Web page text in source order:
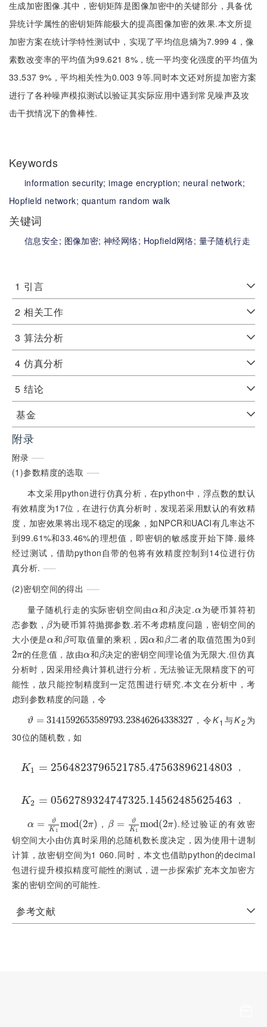
生成加密图像.其中，密钥矩阵是图像加密中的关键部分，具备优
异统计学属性的密钥矩阵能极大的提高图像加密的效果.本文所提
加密方案在统计学特性测试中，实现了平均信息熵为7.999 4，像
素数改变率的平均值为99.621 8%，统一平均变化强度的平均值为
33.537 9%，平均相关性为0.003 9等.同时本文还对所提加密方案
进行了各种噪声模拟测试以验证其实际应用中遇到常见噪声及攻
击干扰情况下的鲁棒性.
Keywords
information security;image encryption; neural network;
Hopfield network; quantum random walk
关键词
信息安全; 图像加密;神经网络; Hopfield网络; 量子随机行走
1 引言
2 相关工作
3 算法分析
4 仿真分析
5 结论
基金
附录
附录
(1)参数精度的选取
本文采用python进行仿真分析，在python中，浮点数的默认
有效精度为17位，在进行仿真分析时，发现若采用默认的有效精
度，加密效果将出现不稳定的现象，如NPCR和UACI有几率达不
到99.61%和33.46%的理想值，即密钥的敏感度开始下降.最终
经过测试，借助python自带的包将有效精度控制到14位进行仿
真分析.
(2)密钥空间的得出
量子随机行走的实际密钥空间由α
α和β
β决定.α
α为硬币算符初
态参数， β
β为硬币算符抛掷参数.若不考虑精度问题，密钥空间的
大小便是α
α和β
β可取值量的乘积，因α
α和β
β二者的取值范围为0到
2π
2π的任意值，故由α
α和β
β决定的密钥空间理论值为无限大.但仿真
分析时，因采用经典计算机进行分析，无法验证无限精度下的可
能性，故只能控制精度到一定范围进行研究.本文在分析中，考
虑到参数精度的问题，令
ϑ = 3141592653589793.23846264338327
ϑ=3141592653589793.23846264338327 ，令K1 与K2 为
30位的随机数，如
K1 = 2564823796521785.47563896214803
K1 =2564823796521785.47563896214803 ，
K2 = 0562789324747325.14562485625463
K2 =0562789324747325.14562485625463 ，
α =
ϑ
K 1
mod(2π)
α =ϑ K1mod(2π) ， β =
ϑ
K1
mod(2π)
β=ϑK 1mod(2π)
.经过验证的有效密
钥空间大小由仿真时采用的总随机数长度决定，因为使用十进制
计算，故密钥空间为1 060.同时，本文也借助python的decimal
包进行提升模拟精度可能性的测试，进一步探索扩充本文加密方
案的密钥空间的可能性.
参考文献